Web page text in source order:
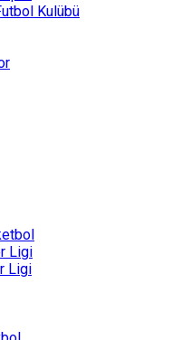
Kulübü
Ligi
Ligi